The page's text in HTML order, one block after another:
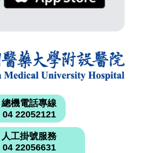
總機電話專線
04 22052121
人工掛號服務
04 22056631